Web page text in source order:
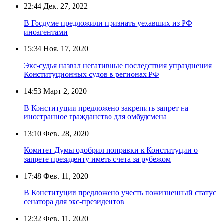
22:44 Дек. 27, 2022
В Госдуме предложили признать уехавших из РФ
иноагентами
15:34 Ноя. 17, 2020
Экс-судья назвал негативные последствия упразднения
Конституционных судов в регионах РФ
14:53 Март 2, 2020
В Конституции предложено закрепить запрет на
иностранное гражданство для омбудсмена
13:10 Фев. 28, 2020
Комитет Думы одобрил поправки к Конституции о
запрете президенту иметь счета за рубежом
17:48 Фев. 11, 2020
В Конституции предложено учесть пожизненный статус
сенатора для экс-президентов
12:32 Фев. 11, 2020